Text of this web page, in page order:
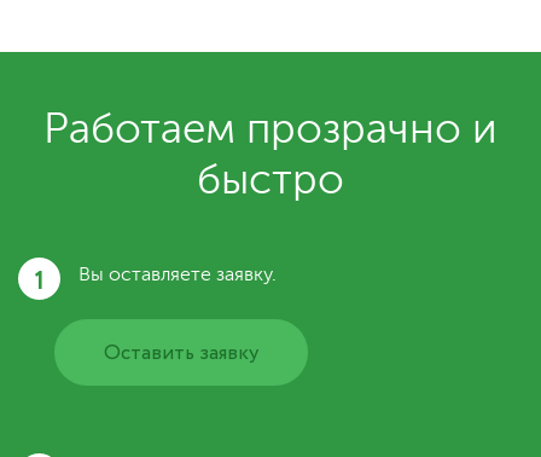
Работаем прозрачно и
быстро
1 Вы оставляете заявку.
Оставить заявку